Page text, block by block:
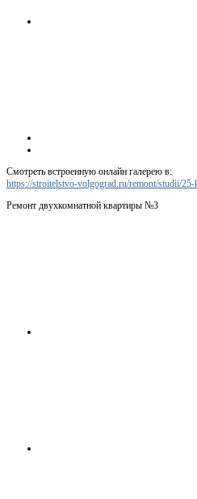
Смотреть встроенную онлайн галерею в:
https://stroitelstvo-volgograd.ru/remont/studii/
Ремонт двухкомнатной квартиры №3